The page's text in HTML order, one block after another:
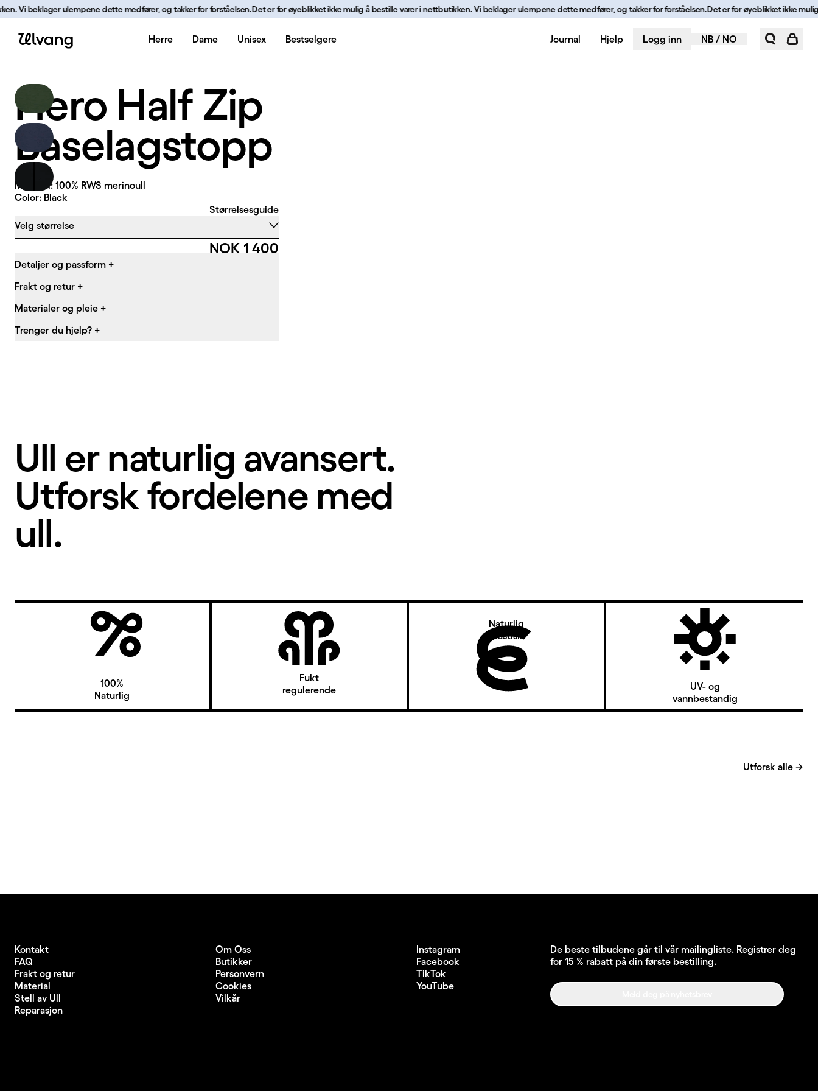
Hopp til innhold
Vi beklager ulempene dette medfører, og takker for forståelsen.Det er for øyeblikket ikke mulig å bestille varer i nettbutikken. Vi beklager ulempene dette medfører, og takker for forståelsen.Det er for øyeblikket ikke mulig
Herre Dame Unisex Bestselgere Journal Hjelp Logg inn NB / NO
Hero Half Zip
Baselagstopp
Material: 100% RWS merinoull
Color: Black
Størrelsesguide
Velg størrelse
Pris:
NOK 1 400
Detaljer og passform +
Frakt og retur +
Materialer og pleie +
Trenger du hjelp? +
Ull er naturlig avansert.
Utforsk fordelene med
ull.
100%
Naturlig
Fukt
regulerende
Naturlig
elastisk
UV- og
vannbestandig
Utforsk alle →
Kontakt
FAQ
Frakt og retur
Material
Stell av Ull
Reparasjon
Om Oss
Butikker
Personvern
Cookies
Vilkår
Instagram
Facebook
TikTok
YouTube
De beste tilbudene går til vår mailingliste. Registrer deg
for 15 % rabatt på din første bestilling.